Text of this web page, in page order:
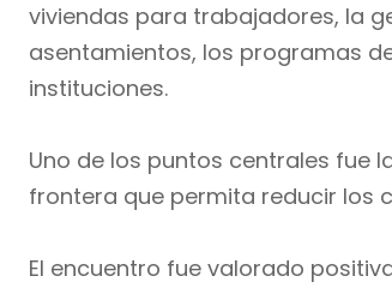
viviendas para trabajadores, la
asentamientos, los programas
instituciones.
Uno de los puntos centrales fue
frontera que permita reducir los
El encuentro fue valorado